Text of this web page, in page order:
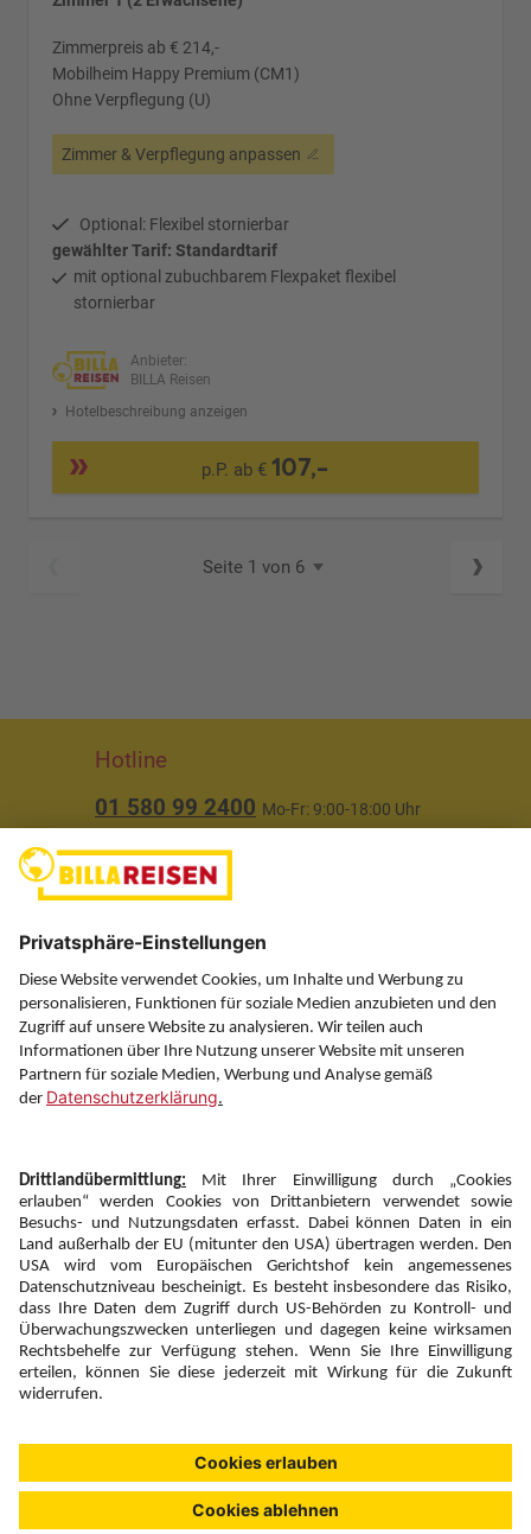
Zimmerpreis ab € 214,-
Mobilheim Happy Premium (CM1)
Ohne Verpflegung (U)
Zimmer & Verpflegung anpassen
Optional: Flexibel stornierbar
gewählter Tarif: Standardtarif
mit optional zubuchbarem Flexpaket flexibel
stornierbar
Anbieter:
BILLA Reisen
Hotelbeschreibung anzeigen
p.P. ab €107,-
Seite 1 von 6
Hotline
01 580 99 2400 Mo-Fr: 9:00-18:00 Uhr
Über uns
Service
Information
Folgen Sie uns auf
Newsletter:
Anmelden
Fairness und
Unsere Inhalte: Standards und
Meldung
Copyright © 2026 DERTOUR Austria GmbH